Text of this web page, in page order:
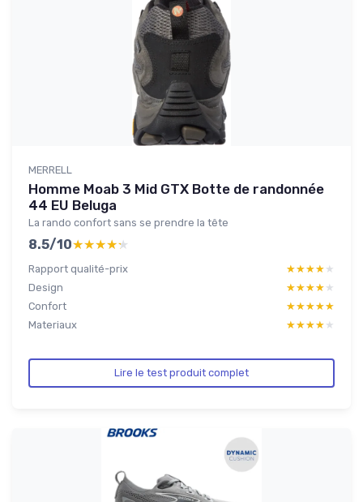
MERRELL
Homme Moab 3 Mid GTX Botte de randonnée
44 EU Beluga
La rando confort sans se prendre la tête
8.5/10★★★★★
★★★★★
Rapport qualité-prix ★★★★★
★★★★★
Design
★★★★★
★★★★★
Confort
★★★★★
★★★★★
Materiaux
★★★★★
★★★★★
Lire le test produit complet